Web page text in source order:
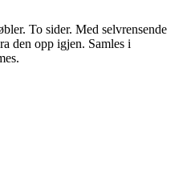
To sider. Med selvrensende
den opp igjen. Samles i